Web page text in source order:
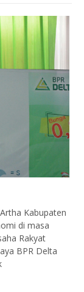
Kabupaten
di masa
Rakyat
BPR Delta